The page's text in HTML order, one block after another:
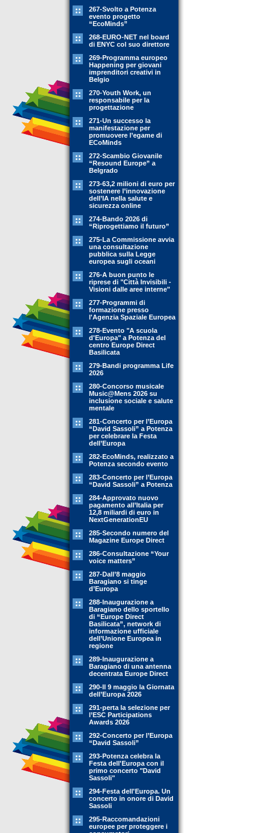
267-Svolto a Potenza
evento progetto
“EcoMinds”
268-EURO-NET nel board
di ENYC col suo direttore
269-Programma europeo
Happening per giovani
imprenditori creativi in
Belgio
270-Youth Work, un
responsabile per la
progettazione
271-Un successo la
manifestazione per
promuovere l’egame di
ECoMinds
272-Scambio Giovanile
“Resound Europe” a
Belgrado
273-63,2 milioni di euro per
sostenere l’innovazione
dell’IA nella salute e
sicurezza online
274-Bando 2026 di
“Riprogettiamo il futuro”
275-La Commissione avvia
una consultazione
pubblica sulla Legge
europea sugli oceani
276-A buon punto le
riprese di "Città Invisibili -
Visioni dalle aree interne"
277-Programmi di
formazione presso
l'Agenzia Spaziale Europea
278-Evento "A scuola
d'Europa" a Potenza del
centro Europe Direct
Basilicata
279-Bandi programma Life
2026
280-Concorso musicale
Music@Mens 2026 su
inclusione sociale e salute
mentale
281-Concerto per l’Europa
“David Sassoli” a Potenza
per celebrare la Festa
dell’Europa
282-EcoMinds, realizzato a
Potenza secondo evento
283-Concerto per l’Europa
“David Sassoli” a Potenza
284-Approvato nuovo
pagamento all’Italia per
12,8 miliardi di euro in
NextGenerationEU
285-Secondo numero del
Magazine Europe Direct
286-Consultazione “Your
voice matters”
287-Dall’8 maggio
Baragiano si tinge
d’Europa
288-Inaugurazione a
Baragiano dello sportello
di “Europe Direct
Basilicata”, network di
informazione ufficiale
dell’Unione Europea in
regione
289-Inaugurazione a
Baragiano di una antenna
decentrata Europe Direct
290-Il 9 maggio la Giornata
dell’Europa 2026
291-perta la selezione per
l’ESC Participations
Awards 2026
292-Concerto per l’Europa
“David Sassoli”
293-Potenza celebra la
Festa dell'Europa con il
primo concerto "David
Sassoli"
294-Festa dell'Europa. Un
concerto in onore di David
Sassoli
295-Raccomandazioni
europee per proteggere i